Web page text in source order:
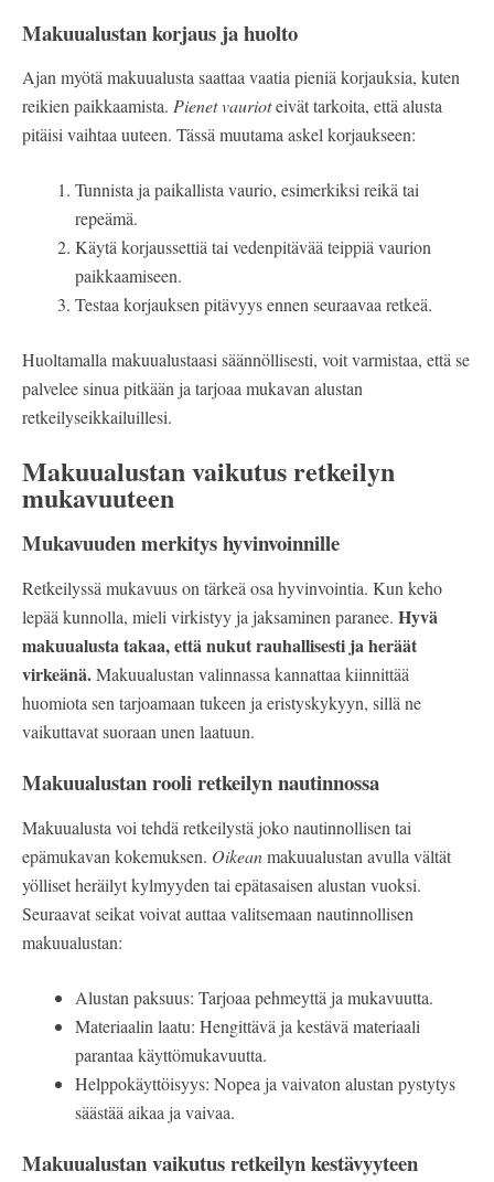
Makuualustan korjaus ja huolto
Ajan myötä makuualusta saattaa vaatia pieniä korjauksia, kuten
reikien paikkaamista. Pienet vaurioteivät tarkoita, että alusta
pitäisi vaihtaa uuteen. Tässä muutama askel korjaukseen:
Tunnista ja paikallista vaurio, esimerkiksi reikä tai
repeämä.
Käytä korjaussettiä tai vedenpitävää teippiä vaurion
paikkaamiseen.
Testaa korjauksen pitävyys ennen seuraavaa retkeä.
Huoltamalla makuualustaasi säännöllisesti, voit varmistaa, että se
palvelee sinua pitkään ja tarjoaa mukavan alustan
retkeilyseikkailuillesi.
Makuualustan vaikutus retkeilyn
mukavuuteen
Mukavuuden merkitys hyvinvoinnille
Retkeilyssä mukavuus on tärkeä osa hyvinvointia. Kun keho
lepää kunnolla, mieli virkistyy ja jaksaminen paranee. Hyvä
makuualusta takaa, että nukut rauhallisesti ja heräät
virkeänä.Makuualustan valinnassa kannattaa kiinnittää
huomiota sen tarjoamaan tukeen ja eristyskykyyn, sillä ne
vaikuttavat suoraan unen laatuun.
Makuualustan rooli retkeilyn nautinnossa
Makuualusta voi tehdä retkeilystä joko nautinnollisen tai
epämukavan kokemuksen. Oikeanmakuualustan avulla vältät
yölliset heräilyt kylmyyden tai epätasaisen alustan vuoksi.
Seuraavat seikat voivat auttaa valitsemaan nautinnollisen
makuualustan:
Alustan paksuus: Tarjoaa pehmeyttä ja mukavuutta.
Materiaalin laatu: Hengittävä ja kestävä materiaali
parantaa käyttömukavuutta.
Helppokäyttöisyys: Nopea ja vaivaton alustan pystytys
säästää aikaa ja vaivaa.
Makuualustan vaikutus retkeilyn kestävyyteen